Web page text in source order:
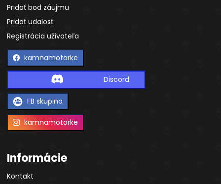
Pridať bod záujmu
Pridať udalosť
Registrácia užívateľa
kamnamotorke
Discord
FB skupina
kamnamotorke
Informácie
Kontakt